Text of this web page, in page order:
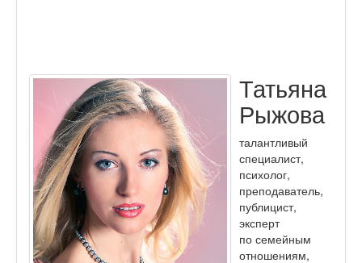
Татьяна
Рыжова
талантливый
специалист,
психолог,
преподаватель,
публицист,
эксперт
по семейным
отношениям,